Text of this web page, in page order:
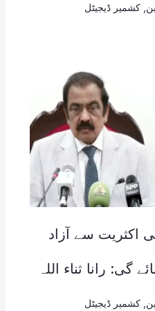
کشمیر ڈیجیٹل
اکثریت سے آزاد
گی: رانا ثناء اللہ
کشمیر ڈیجیٹل